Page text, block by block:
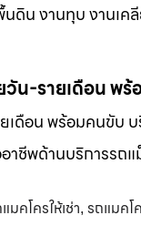
ดิน งานทุบ งานเ
วัน-รายเดือน
เดือน พร้อมคนขับ
าชีพด้านบริการรถแ
มคโครให้เช่า, รถแมคโ